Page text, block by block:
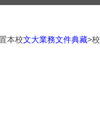
本校文大業務文件典藏>